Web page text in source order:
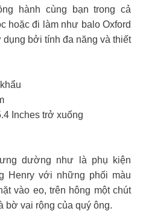
hành cùng bạn trong cả
hoặc đi làm như balo Oxford
bởi tính đa năng và thiết
Inches trở xuống
dường như là phụ kiện
Henry với những phối màu
vào eo, trên hông một chút
bờ vai rộng của quý ông.